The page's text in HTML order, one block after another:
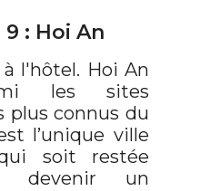
: Hoi An
l'hôtel. Hoi An
les sites
plus connus du
l’unique ville
soit restée
devenir un